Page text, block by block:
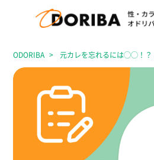
ODORIBA 元カレを忘れるには◯◯！？